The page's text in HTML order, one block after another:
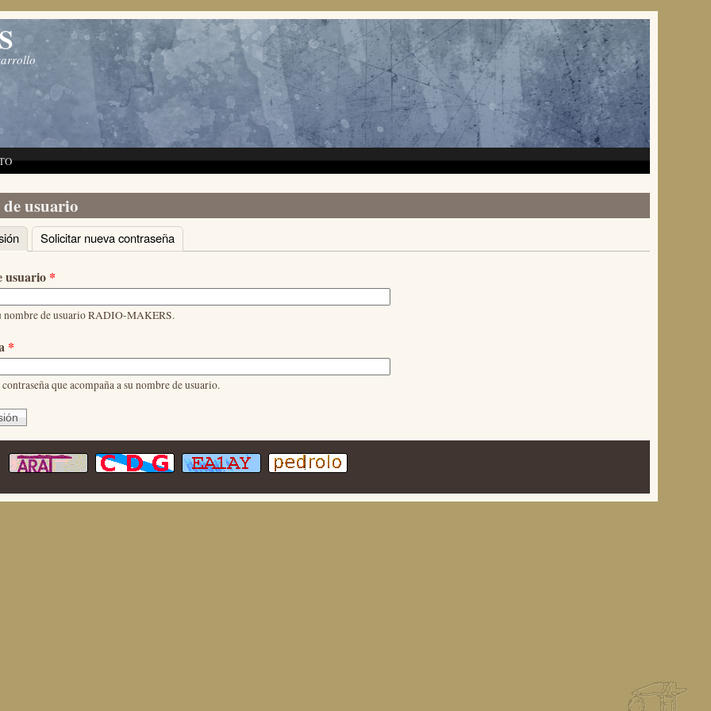
usuario
(solapa activa)
Solicitar nueva contraseña
usuario *
nombre de usuario RADIO-MAKERS.
*
que acompaña a su nombre de usuario.